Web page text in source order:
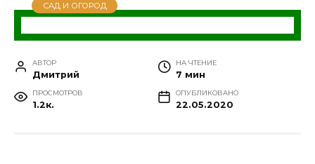
САД И ОГОРОД
АВТОР
Дмитрий
НА ЧТЕНИЕ
7 мин
ПРОСМОТРОВ
1.2к.
ОПУБЛИКОВАНО
22.05.2020